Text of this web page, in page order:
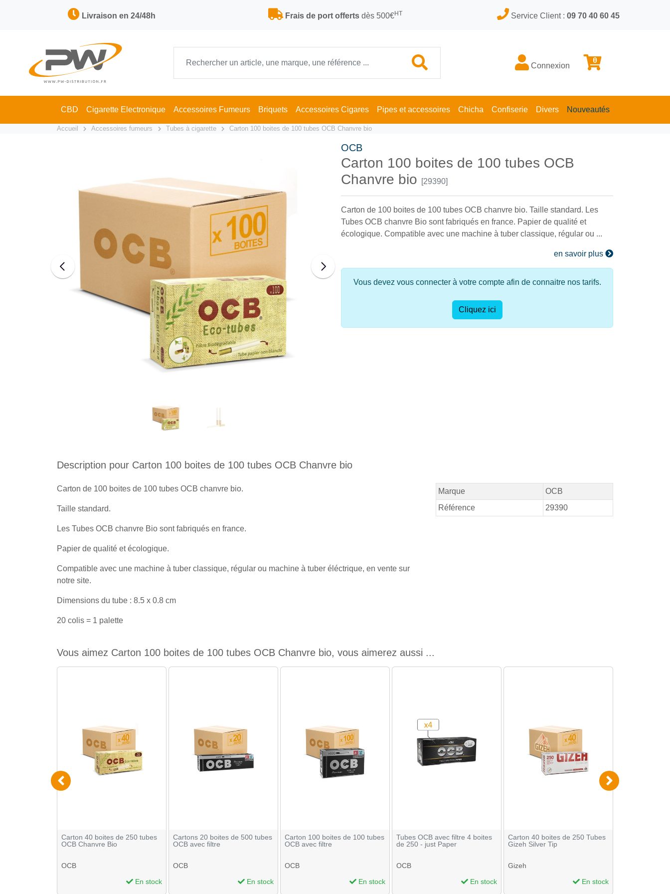
Livraison en 24/48h Frais de port offertsdès 500€HT Service Client : 09 70 40 60 45
Connexion
0
CBD Cigarette Electronique Accessoires Fumeurs Briquets Accessoires Cigares Pipes et accessoires Chicha Confiserie Divers Nouveautés
Accueil Accessoires fumeurs Tubes à cigarette Carton 100 boites de 100 tubes OCB Chanvre bio
OCB
Carton 100 boites de 100 tubes OCB
Chanvre bio
[29390]
Carton de 100 boites de 100 tubes OCB chanvre bio. Taille standard. Les
Tubes OCB chanvre Bio sont fabriqués en france. Papier de qualité et
écologique. Compatible avec une machine à tuber classique, régular ou ...
en savoir plus
Vous devez vous connecter à votre compte afin de connaitre nos tarifs.
Cliquez ici
Description pour Carton 100 boites de 100 tubes OCB Chanvre bio
Carton de 100 boites de 100 tubes OCB chanvre bio.
Taille standard.
Les Tubes OCB chanvre Bio sont fabriqués en france.
Papier de qualité et écologique.
Compatible avec une machine à tuber classique, régular ou machine à tuber éléctrique, en vente sur
notre site.
Dimensions du tube : 8.5 x 0.8 cm
20 colis = 1 palette
Marque
OCB
Référence
29390
Vous aimez Carton 100 boites de 100 tubes OCB Chanvre bio, vous aimerez aussi ...
Carton 40 boites de 250 tubes
OCB Chanvre Bio
OCB
En stock
Cartons 20 boites de 500 tubes
OCB avec filtre
OCB
En stock
Carton 100 boites de 100 tubes
OCB avec filtre
OCB
En stock
Tubes OCB avec filtre 4 boites
de 250 - just Paper
OCB
En stock
Carton 40 boites de 250 Tubes
Gizeh Silver Tip
Gizeh
En stock